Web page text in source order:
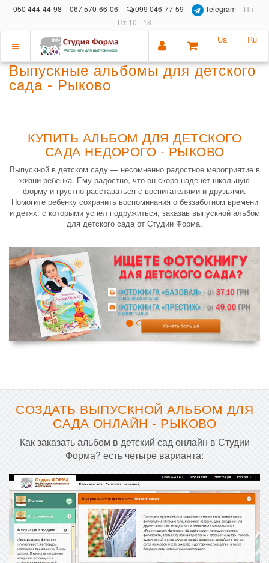
050 444-44-98 067 570-66-06 099 046-77-59 Telegram
Пн-
Пт 10 - 18
Показать
меню
Ua Ru
Выпускные альбомы для детского
сада - Рыково
КУПИТЬ АЛЬБОМ ДЛЯ ДЕТСКОГО
САДА НЕДОРОГО - РЫКОВО
Выпускной в детском саду — несомненно радостное мероприятие в
жизни ребенка. Ему радостно, что он скоро наденет школьную
форму и грустно расставаться с воспитателями и друзьями.
Помогите ребенку сохранить воспоминания о беззаботном времени
и детях, с которыми успел подружиться, заказав выпускной альбом
для детского сада от Студии Форма.
СОЗДАТЬ ВЫПУСКНОЙ АЛЬБОМ ДЛЯ
САДА ОНЛАЙН - РЫКОВО
Как заказать альбом в детский сад онлайн в Студии
Форма? есть четыре варианта: